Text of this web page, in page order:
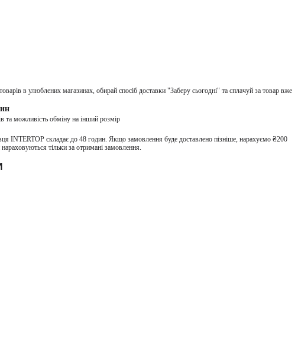
в улюблених магазинах, обирай спосіб доставки "Заберу сьогодні" та сплачуй за товар вже
та можливість обміну на інший розмір
INTERTOP складає до 48 годин. Якщо замовлення буде доставлено пізніше, нарахуємо ₴200
тільки за отримані замовлення.